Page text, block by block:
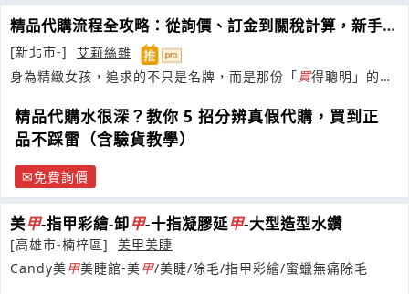
精品代購流程全攻略：從詢價、訂金到關稅計算，新手買
包必看懶人包
[新北市-]
艾莉絲雜
身為精緻女孩，追求的不只是名牌，而是那份「買得聰明」的成
精品代購水很深？教你 5 招分辨真假代購，買到正
品不踩雷（含驗貨教學）
免費詢價
美甲-指甲彩繪-卸甲-十指凝膠延甲-大型造型水鑽
[高雄市-楠梓區]
美甲美睫
Candy美甲美睫館-美甲/美睫/除毛/指甲彩繪/蜜蠟無痛除毛